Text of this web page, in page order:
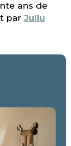
ans de
par Juliu